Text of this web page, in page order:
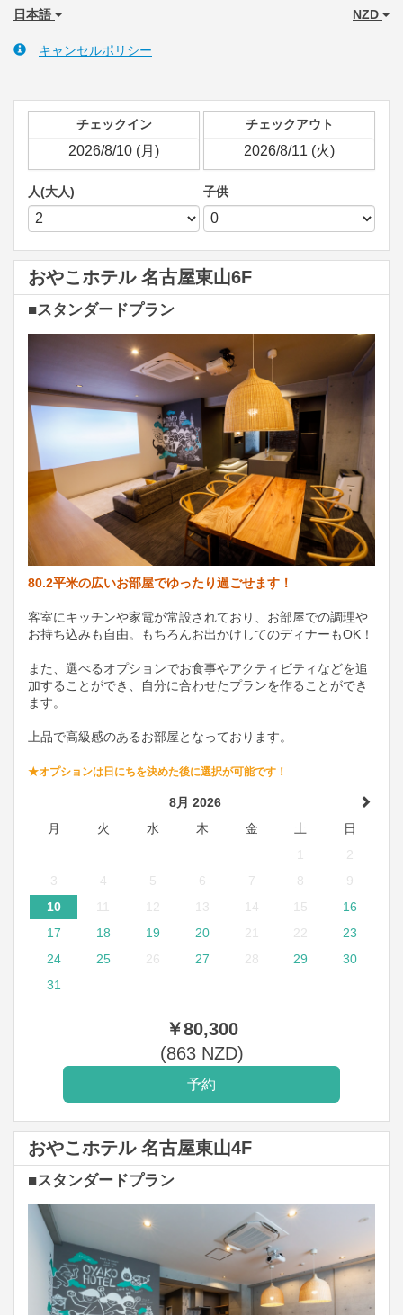
日本語 NZD
キャンセルポリシー
チェックイン チェックアウト
人(大人) 子供
おやこホテル 名古屋東山6F
■スタンダードプラン
80.2平米の広いお部屋でゆったり過ごせます！
客室にキッチンや家電が常設されており、お部屋での調理や
お持ち込みも自由。もちろんお出かけしてのディナーもOK！
また、選べるオプションでお食事やアクティビティなどを追
加することができ、自分に合わせたプランを作ることができ
ます。
上品で高級感のあるお部屋となっております。
★オプションは日にちを決めた後に選択が可能です！
8月 2026
月
火 水 木 金 土
日
2
3
4 5 6 7 8
9
10
12 13 14 15
16
17
18 19 20 21 22
23
24
25 26 27 28 29
30
31
￥80,300
(863NZD)
おやこホテル 名古屋東山4F
■スタンダードプラン